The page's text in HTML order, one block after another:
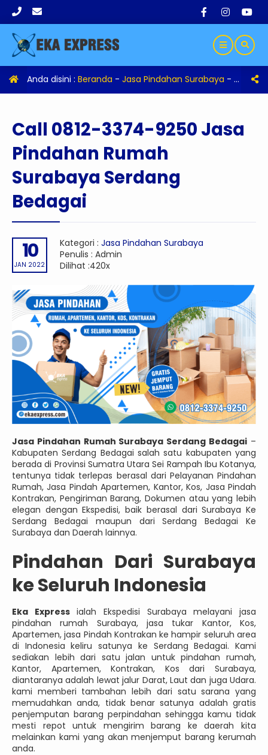
Anda disini : Beranda - Jasa Pindahan Surabaya - Call
Call 0812-3374-9250 Jasa
Pindahan Rumah
Surabaya Serdang
Bedagai
10
JAN 2022
Kategori : Jasa Pindahan Surabaya
Penulis : Admin
Dilihat :420x
Jasa Pindahan Rumah Surabaya Serdang Bedagai –
Kabupaten Serdang Bedagai salah satu kabupaten yang
berada di Provinsi Sumatra Utara Sei Rampah Ibu Kotanya,
tentunya tidak terlepas berasal dari Pelayanan Pindahan
Rumah, Jasa Pindah Apartemen, Kantor, Kos, Jasa Pindah
Kontrakan, Pengiriman Barang, Dokumen atau yang lebih
elegan dengan Ekspedisi, baik berasal dari Surabaya Ke
Serdang Bedagai maupun dari Serdang Bedagai Ke
Surabaya dan Daerah lainnya.
Pindahan Dari Surabaya
ke Seluruh Indonesia
Eka Expressialah Ekspedisi Surabaya melayani jasa
pindahan rumah Surabaya, jasa tukar Kantor, Kos,
Apartemen, jasa Pindah Kontrakan ke hampir seluruh area
di Indonesia keliru satunya ke Serdang Bedagai. Kami
sediakan lebih dari satu jalan untuk pindahan rumah,
Kantor, Apartemen, Kontrakan, Kos dari Surabaya,
diantaranya adalah lewat jalur Darat, Laut dan juga Udara.
kami memberi tambahan lebih dari satu sarana yang
memudahkan anda, tidak benar satunya adalah gratis
penjemputan barang perpindahan sehingga kamu tidak
mesti repot untuk mengirim barang ke daerah kita
melainkan kami yang akan menjemput barang kerumah
anda.